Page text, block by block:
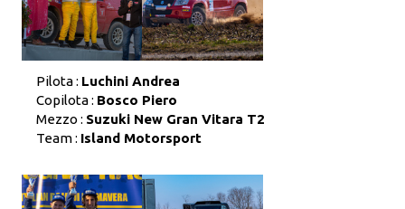
Pilota : Luchini Andrea
Copilota : Bosco Piero
Mezzo : Suzuki New Gran Vitara T2
Team : Island Motorsport